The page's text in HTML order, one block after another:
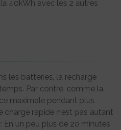
40kWh avec les 2 autres
les batteries, la recharge
Par contre, comme la
maximale pendant plus
charge rapide n’est pas autant
En un peu plus de 20 minutes